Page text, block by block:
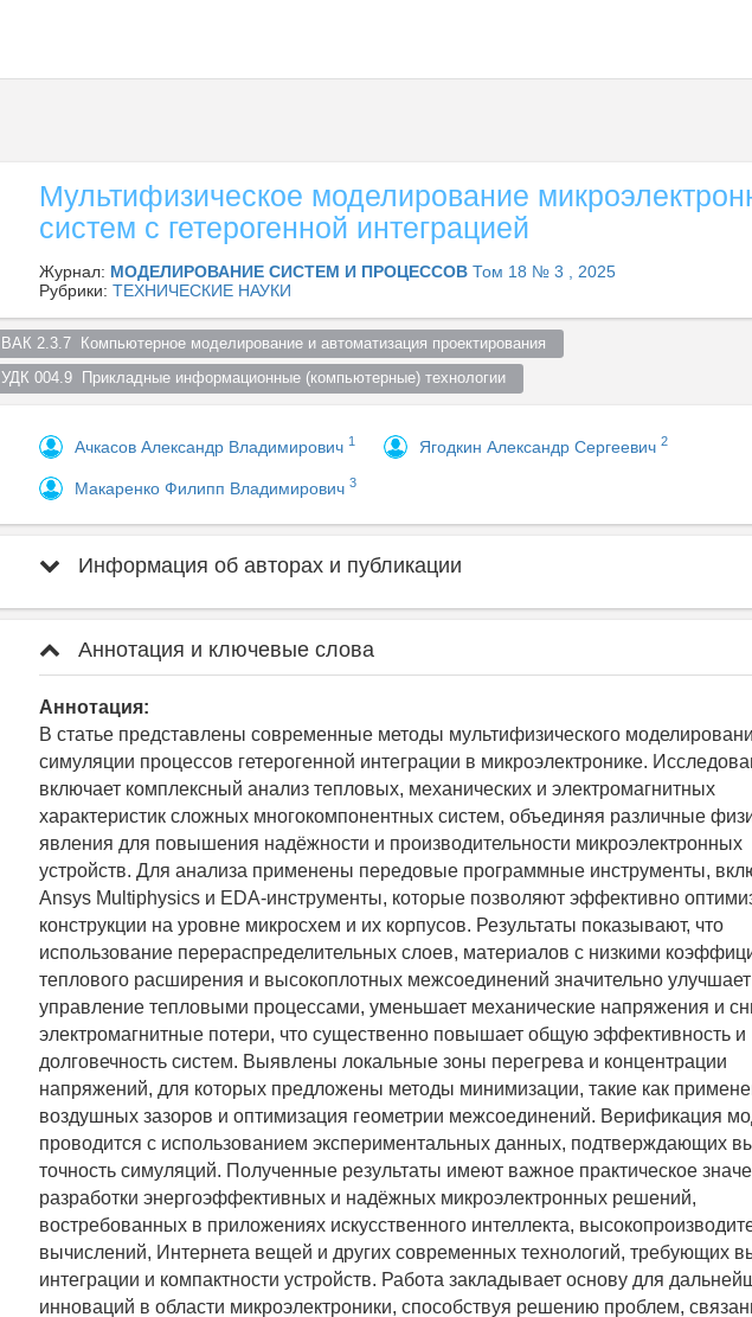
Мультифизическое моделирование
систем с гетерогенной интеграцией
Журнал: МОДЕЛИРОВАНИЕ СИСТЕМ И ПРОЦЕССОВ Том 18 № 3 , 2025
Рубрики: ТЕХНИЧЕСКИЕ НАУКИ
ВАК 2.3.7  Компьютерное моделирование и автоматизация проектирования
УДК 004.9  Прикладные информационные (компьютерные) технологии
Ачкасов Александр Владимирович 1 Ягодкин Александр Сергеевич 2
Макаренко Филипп Владимирович 3
Информация об авторах и публикации
Аннотация и ключевые слова
Аннотация:
В статье представлены современные методы мультифизического
симуляции процессов гетерогенной интеграции в микроэлектронике.
включает комплексный анализ тепловых, механических и электромагнитных
характеристик сложных многокомпонентных систем, объединяя различные
явления для повышения надёжности и производительности микроэлектронных
устройств. Для анализа применены передовые программные инструменты,
Ansys Multiphysics и EDA-инструменты, которые позволяют эффективно
конструкции на уровне микросхем и их корпусов. Результаты показывают, что
использование перераспределительных слоев, материалов с низкими
теплового расширения и высокоплотных межсоединений значительно улучшает
управление тепловыми процессами, уменьшает механические напряжения и
электромагнитные потери, что существенно повышает общую эффективность и
долговечность систем. Выявлены локальные зоны перегрева и концентрации
напряжений, для которых предложены методы минимизации, такие как
воздушных зазоров и оптимизация геометрии межсоединений. Верификация
проводится с использованием экспериментальных данных, подтверждающих
точность симуляций. Полученные результаты имеют важное практическое
разработки энергоэффективных и надёжных микроэлектронных решений,
востребованных в приложениях искусственного интеллекта,
вычислений, Интернета вещей и других современных технологий, требующих
интеграции и компактности устройств. Работа закладывает основу для
инноваций в области микроэлектроники, способствуя решению проблем,